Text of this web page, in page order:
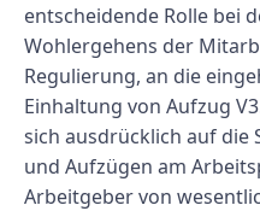
entscheidende Rolle bei
Wohlergehens der
Regulierung, an die
Einhaltung von Aufzug
sich ausdrücklich auf die
und Aufzügen am
Arbeitgeber von